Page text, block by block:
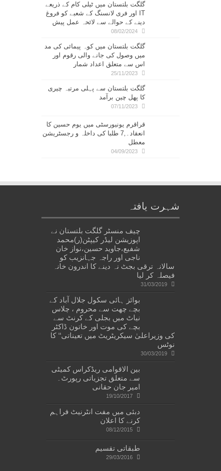
گلگت بلتستان میں ٹیلی کام کے ذریعے
IT اور فری لانسنگ کے شعبے کو فروغ
دینے کے حوالے سے لائحہ عمل پیش
08/02/2024
گلگت بلتستان میں کوہ پیمائی کی مد
میں وصول کی جانے والی رقوم اور
اس سے متعلق اعداد شمار
25/11/2023
گلگت بلتستان سے پہلی مرتبہ چیری
کا پھل چین برآمد
07/11/2023
قراقرم یونیورسٹی میں یوم حسین کا
انعقاد۔,7 طلبا کی داخلہ و رجسٹریشن
معطل
04/09/2023
شہرت یافتہ
چیف منسٹر گلگت بلتستان نے
اپوزیشن لیڈر کیپٹن(ر)محمد
شفیع،جاوید حسین،نواز خان
ناجی اور راجہ جہانزیب کو
سالانہ ترقی بجٹ نہ دینے کا اندرون خانہ
فیصلہ کر لیا
31/03/2019
بوائز ہائی سکول جلال آباد کے
بچے چھت سے محروم ، چلاس
نیاٹ میں بجلی کے کرنٹ سے
بچے کی موت اور خاتون ڈاکٹر
کی وزیراعلیٰ سیکریٹریٹ میں تعیناتی‘‘ کا
نوٹس
30/03/2019
بین الاقوامی ریڈکراس کمیٹی
سے متعلق تجزیاتی رپورٹ۔
امیر جان حقانی
19/10/2017
دبئی میں مفت انٹرنیٹ فراہم
کرنے کا اعلان
08/12/2015
طبقاتی تقسیم
29/03/2016